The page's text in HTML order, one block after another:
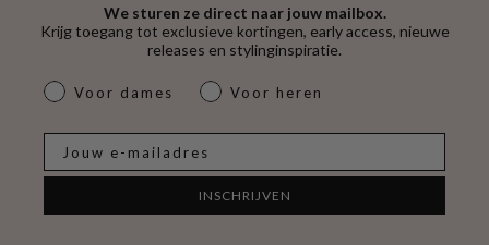
We sturen ze direct naar jouw mailbox.
Krijg toegang tot exclusieve kortingen, early access, nieuwe
releases en stylinginspiratie.
dames & heren
Voor dames Voor heren
INSCHRIJVEN